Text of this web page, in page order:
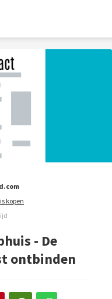
kopen
- De
ontbinden